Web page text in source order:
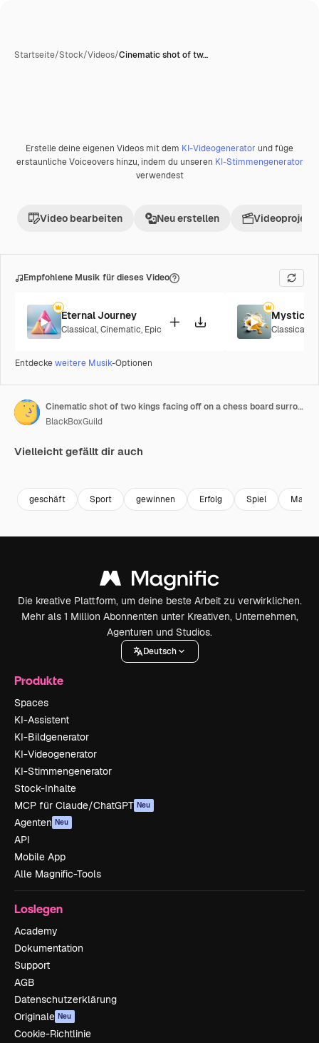
Startseite/Stock/Videos/Cinematic shot of tw…
Premium
Erstelle deine eigenen Videos mit dem KI-Videogenerator und füge
erstaunliche Voiceovers hinzu, indem du unseren KI-Stimmengenerator
verwendest
Video bearbeiten Neu erstellen Videoprojekt
Empfohlene Musik für dieses Video
Eternal Journey
Classical,Cinematic, Epic
Mystic
Classical
Entdeckeweitere Musik-Optionen
Cinematic shot of two kings facing off on a chess board surrounded by pawns
BlackBoxGuild
Vielleicht gefällt dir auch
geschäft Sport gewinnen Erfolg Spiel Macht
Die kreative Plattform, um deine beste Arbeit zu verwirklichen.
Mehr als 1 Million Abonnenten unter Kreativen, Unternehmen,
Agenturen und Studios.
Deutsch
Produkte
Spaces
KI-Assistent
KI-Bildgenerator
KI-Videogenerator
KI-Stimmengenerator
Stock-Inhalte
MCP für Claude/ChatGPT Neu
Agenten Neu
API
Mobile App
Alle Magnific-Tools
Loslegen
Academy
Dokumentation
Support
AGB
Datenschutzerklärung
Originale Neu
Cookie-Richtlinie